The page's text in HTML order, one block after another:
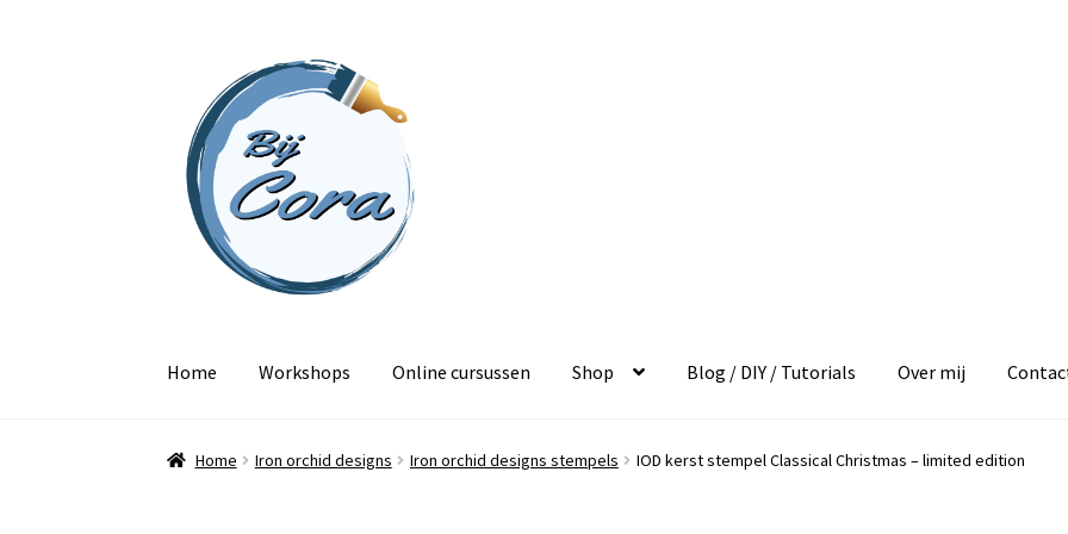
naar
navigatie
inhoud
Home Workshops Online cursussen Shop Blog / DIY / Tutorials Over mij
Home Iron orchid designs Iron orchid designs stempels IOD kerst stempel Classical Christmas – limited edition